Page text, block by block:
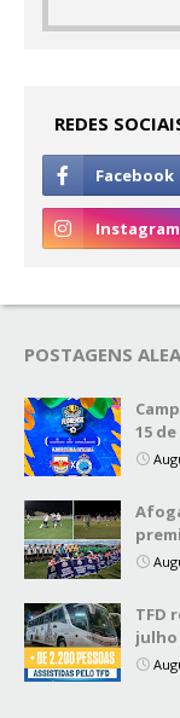
REDES
POSTAGENS
15
TFD
julho